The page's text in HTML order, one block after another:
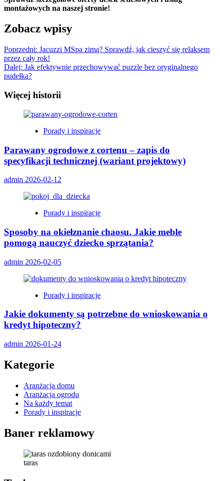
montażowych na naszej stronie!
Zobacz wpisy
Poprzedni: Jacuzzi MSpa zimą? Sprawdź, jak cieszyć się relaksem
przez cały rok!
Dalej: Jak efektywnie przechowywać puzzle bez oryginalnego
pudełka?
Więcej historii
Porady i inspiracje
Parawany ogrodowe z cortenu – zapis do
specyfikacji technicznej (wariant projektowy)
admin 2026-02-12
Porady i inspiracje
Sposoby na okiełznanie chaosu. Jakie meble
pomogą nauczyć dziecko sprzątania?
admin 2026-02-05
Porady i inspiracje
Jakie dokumenty są potrzebne do wnioskowania o
kredyt hipoteczny?
admin 2026-01-24
Kategorie
Aranżacja domu
Aranżacja ogrodu
Na każdy temat
Porady i inspiracje
Baner reklamowy
taras